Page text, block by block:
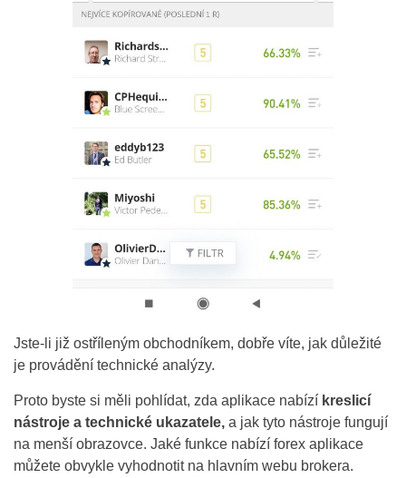
Jste-li již ostříleným obchodníkem, dobře víte, jak důležité
je provádění technické analýzy.
Proto byste si měli pohlídat, zda aplikace nabízí kreslicí
nástroje a technické ukazatele, a jak tyto nástroje fungují
na menší obrazovce. Jaké funkce nabízí forex aplikace
můžete obvykle vyhodnotit na hlavním webu brokera.